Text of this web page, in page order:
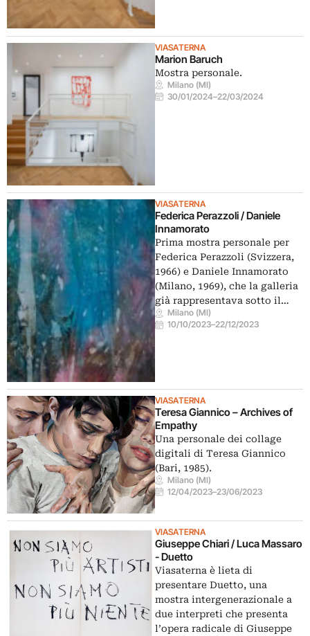
VIASATERNA
Marion Baruch
Mostra personale.
Milano (MI)
30/01/2024–22/03/2024
VIASATERNA
Federica Perazzoli / Daniele
Innamorato
Prima mostra personale per
Federica Perazzoli (Svizzera,
1966) e Daniele Innamorato
(Milano, 1969), che la galleria
già rappresentava sotto il…
Milano (MI)
10/10/2023–22/12/2023
VIASATERNA
Teresa Giannico – Archives of
Empathy
Una personale dei collage
digitali di Teresa Giannico
(Bari, 1985).
Milano (MI)
12/04/2023–23/06/2023
VIASATERNA
Giuseppe Chiari / Luca Massaro
- Duetto
Viasaterna è lieta di
presentare Duetto, una
mostra intergenerazionale a
due interpreti che presenta
l’opera radicale di Giuseppe